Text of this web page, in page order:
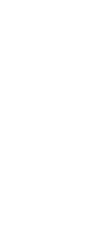
advierte de que
obstructiva del
padecen y lo
sería de un 2-